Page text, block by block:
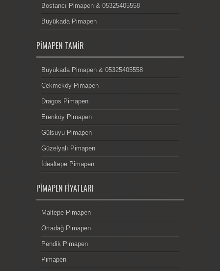
Bostancı Pimapen & 05325405558
Büyükada Pimapen
PIMAPEN TAMIR
Büyükada Pimapen & 05325405558
Çekmeköy Pimapen
Dragos Pimapen
Erenköy Pimapen
Gülsuyu Pimapen
Güzelyalı Pimapen
İdealtepe Pimapen
PIMAPEN FIYATLARI
Maltepe Pimapen
Ortadağ Pimapen
Pendik Pimapen
Pimapen